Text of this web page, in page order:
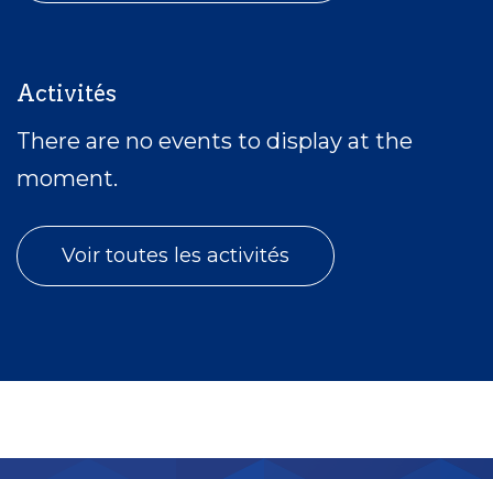
Activités
There are no events to display at the
moment.
Voir toutes les activités